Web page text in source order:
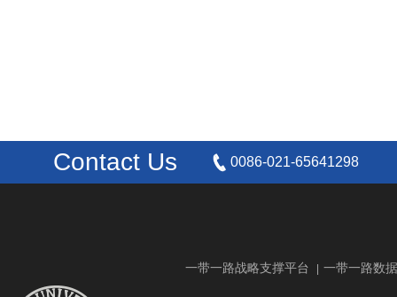
Contact Us 0086-021-65641298
一带一路战略支撑平台 一带一路数